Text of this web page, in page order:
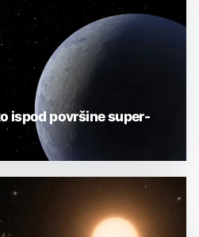
ispod površine super-